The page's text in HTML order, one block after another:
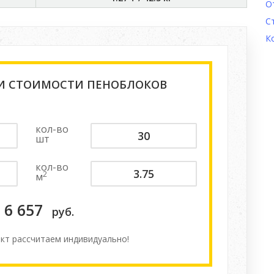
СТОИМОСТИ ПЕНОБЛОКОВ
кол-во
шт
кол-во
м2
6 657 руб.
расcчитаем индивидуально!